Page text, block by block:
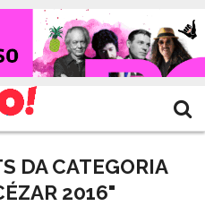
DA CATEGORIA
2016"